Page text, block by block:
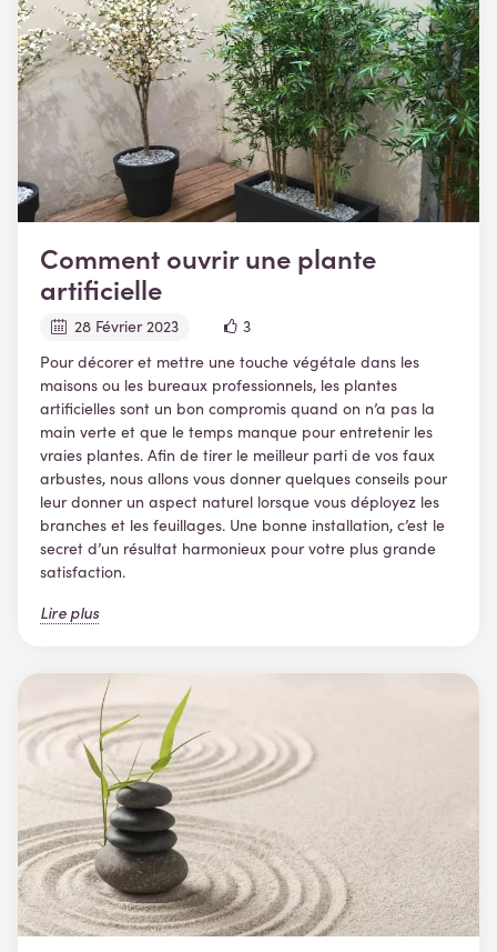
Comment ouvrir une plante
artificielle
28 Février 2023
3
Pour décorer et mettre une touche végétale dans les
maisons ou les bureaux professionnels, les plantes
artificielles sont un bon compromis quand on n’a pas la
main verte et que le temps manque pour entretenir les
vraies plantes. Afin de tirer le meilleur parti de vos faux
arbustes, nous allons vous donner quelques conseils pour
leur donner un aspect naturel lorsque vous déployez les
branches et les feuillages. Une bonne installation, c’est le
secret d’un résultat harmonieux pour votre plus grande
satisfaction.
Lire plus